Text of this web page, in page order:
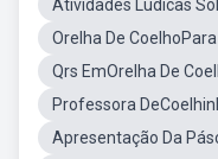
Atividades Ludicas
Orelha De
Qrs EmOrelha De
Professora
Apresentação Da